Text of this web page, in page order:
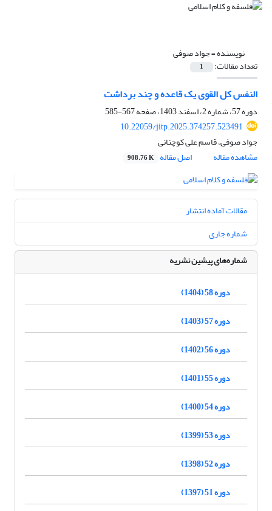
نویسنده =جواد صوفی
تعداد مقالات: 1
النفس کل القوی‏ یک قاعده و چند برداشت
دوره 57، شماره 2، اسفند 1403، صفحه
567-585
10.22059/jitp.2025.374257.523491
جواد صوفی، قاسم علی کوچنانی
مشاهده مقاله
اصل مقاله 908.76 K
مقالات آماده انتشار
شماره جاری
شماره‌های پیشین نشریه
دوره 58 (1404)
دوره 57 (1403)
دوره 56 (1402)
دوره 55 (1401)
دوره 54 (1400)
دوره 53 (1399)
دوره 52 (1398)
دوره 51 (1397)